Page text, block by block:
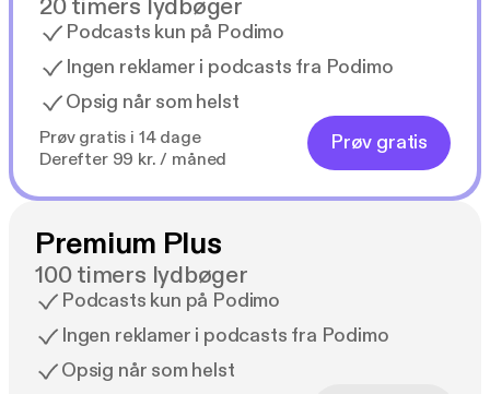
20 timers lydbøger
Podcasts kun på Podimo
Ingen reklamer i podcasts fra Podimo
Opsig når som helst
Prøv gratis i 14 dage
Derefter 99 kr. / måned
Prøv gratis
Premium Plus
100 timers lydbøger
Podcasts kun på Podimo
Ingen reklamer i podcasts fra Podimo
Opsig når som helst